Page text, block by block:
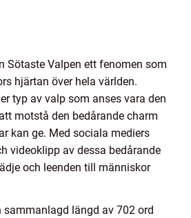
Sötaste Valpen ett fenomen som
hjärtan över hela världen.
typ av valp som anses vara den
motstå den bedårande charm
kan ge. Med sociala mediers
videoklipp av dessa bedårande
och leenden till människor
sammanlagd längd av 702 ord